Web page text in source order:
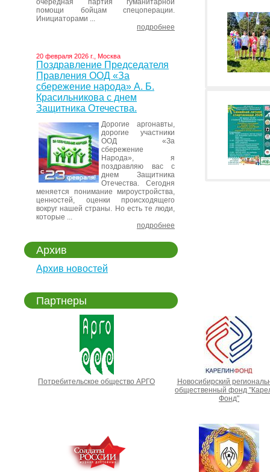
очередная партия гуманитарной
помощи бойцам спецоперации.
Инициаторами ...
подробнее
20 февраля 2026 г., Москва
Поздравление Председателя
Правления ООД «За
сбережение народа» А. Б.
Красильникова с днем
Защитника Отечества.
Дорогие аргонавты,
дорогие участники
ООД «За
сбережение
Народа», я
поздравляю вас с
днем Защитника
Отечества. Сегодня
меняется понимание мироустройства,
ценностей, оценки происходящего
вокруг нашей страны. Но есть те люди,
которые ...
подробнее
Архив
Архив новостей
Партнеры
Потребительское общество АРГО
Новосибирский
общественный фонд
Фонд"